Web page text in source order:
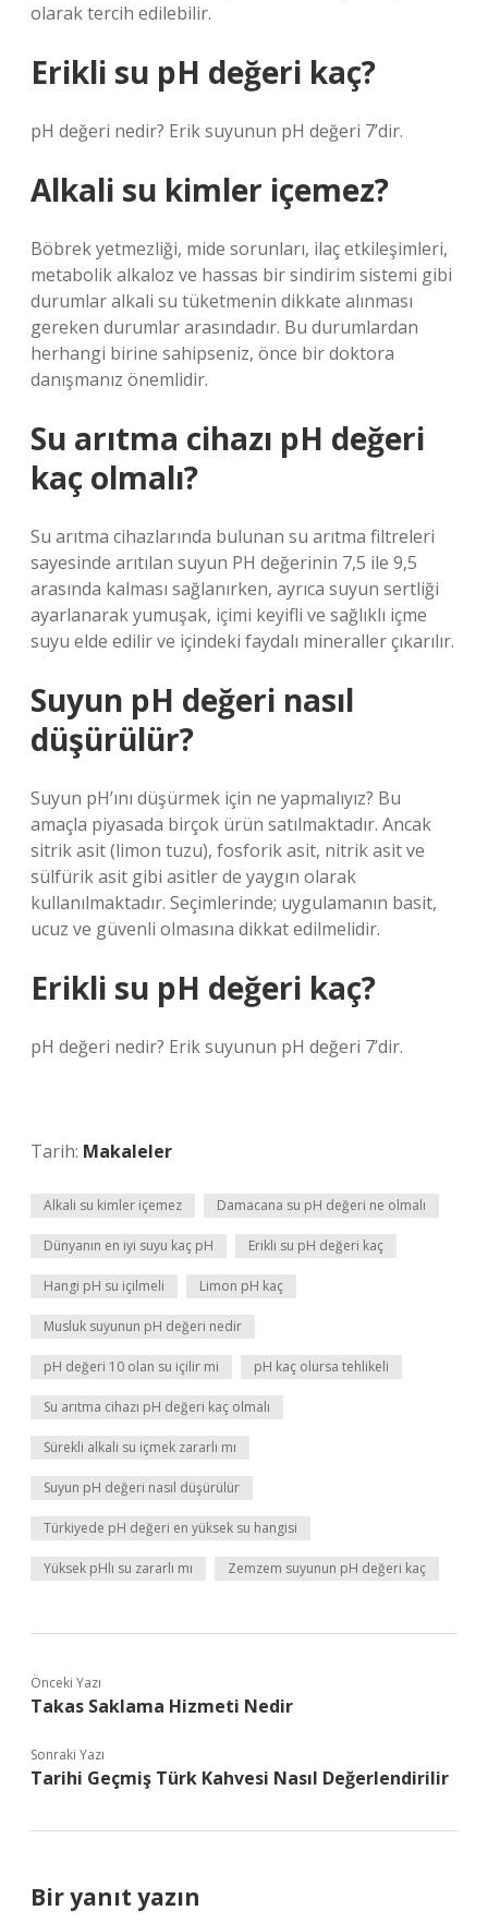
olarak tercih edilebilir.
Erikli su pH değeri kaç?
pH değeri nedir? Erik suyunun pH değeri 7’dir.
Alkali su kimler içemez?
Böbrek yetmezliği, mide sorunları, ilaç etkileşimleri,
metabolik alkaloz ve hassas bir sindirim sistemi gibi
durumlar alkali su tüketmenin dikkate alınması
gereken durumlar arasındadır. Bu durumlardan
herhangi birine sahipseniz, önce bir doktora
danışmanız önemlidir.
Su arıtma cihazı pH değeri
kaç olmalı?
Su arıtma cihazlarında bulunan su arıtma filtreleri
sayesinde arıtılan suyun PH değerinin 7,5 ile 9,5
arasında kalması sağlanırken, ayrıca suyun sertliği
ayarlanarak yumuşak, içimi keyifli ve sağlıklı içme
suyu elde edilir ve içindeki faydalı mineraller çıkarılır.
Suyun pH değeri nasıl
düşürülür?
Suyun pH’ını düşürmek için ne yapmalıyız? Bu
amaçla piyasada birçok ürün satılmaktadır. Ancak
sitrik asit (limon tuzu), fosforik asit, nitrik asit ve
sülfürik asit gibi asitler de yaygın olarak
kullanılmaktadır. Seçimlerinde; uygulamanın basit,
ucuz ve güvenli olmasına dikkat edilmelidir.
Erikli su pH değeri kaç?
pH değeri nedir? Erik suyunun pH değeri 7’dir.
Tarih: Makaleler
Alkali su kimler içemez Damacana su pH değeri ne olmalı
Dünyanın en iyi suyu kaç pH Erikli su pH değeri kaç
Hangi pH su içilmeli Limon pH kaç
Musluk suyunun pH değeri nedir
pH değeri 10 olan su içilir mi pH kaç olursa tehlikeli
Su arıtma cihazı pH değeri kaç olmalı
Sürekli alkali su içmek zararlı mı
Suyun pH değeri nasıl düşürülür
Türkiyede pH değeri en yüksek su hangisi
Yüksek pHlı su zararlı mı Zemzem suyunun pH değeri kaç
Önceki Yazı
Takas Saklama Hizmeti Nedir
Sonraki Yazı
Tarihi Geçmiş Türk Kahvesi Nasıl Değerlendirilir
Bir yanıt yazın